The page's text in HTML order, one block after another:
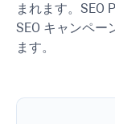
まれます。SEO
SEO キャンペー
ます。